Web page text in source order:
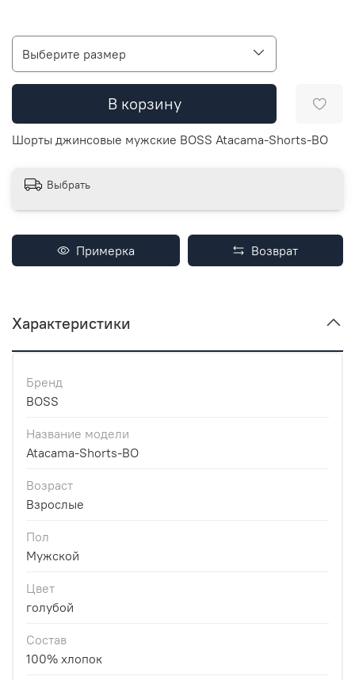
Выберите размер
В корзину
Шорты джинсовые мужские BOSS Atacama-Shorts-BO
Выбрать
Примерка Возврат
Характеристики
Бренд
BOSS
Название модели
Atacama-Shorts-BO
Возраст
Взрослые
Пол
Мужской
Цвет
голубой
Состав
100% хлопок